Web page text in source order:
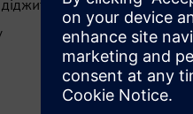
ваших заводів